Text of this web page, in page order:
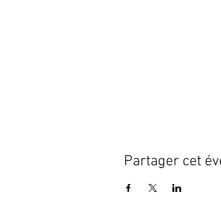
Partager cet